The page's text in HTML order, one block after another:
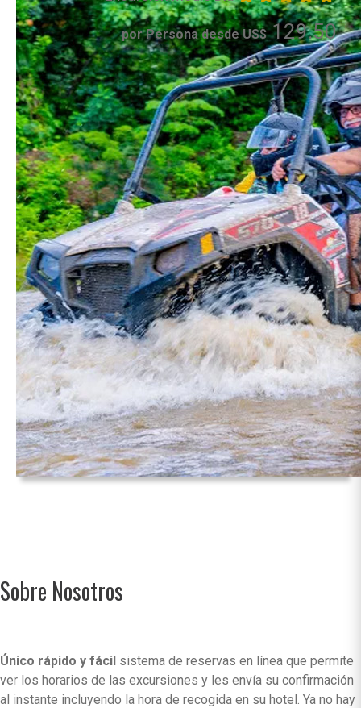
por Persona desde US$129.50
Sobre Nosotros
Único rápido y fácil sistema de reservas en línea que permite
ver los horarios de las excursiones y les envía su confirmación
al instante incluyendo la hora de recogida en su hotel. Ya no hay